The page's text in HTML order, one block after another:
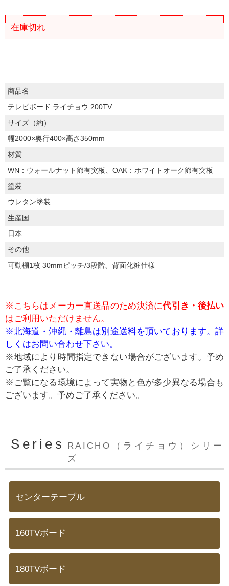
在庫切れ
商品名
テレビボード ライチョウ 200TV
サイズ（約）
幅2000×奥行400×高さ350mm
材質
WN：ウォールナット節有突板、OAK：ホワイトオーク節有突板
塗装
ウレタン塗装
生産国
日本
その他
可動棚1枚 30mmピッチ/3段階、背面化粧仕様
※こちらはメーカー直送品のため決済に代引き・後払い
はご利用いただけません。
※北海道・沖縄・離島は別途送料を頂いております。詳
しくはお問い合わせ下さい。
※地域により時間指定できない場合がございます。予め
ご了承ください。
※ご覧になる環境によって実物と色が多少異なる場合も
ございます。予めご了承ください。
Series
RAICHO（ライチョウ）シリー
ズ
センターテーブル
160TVボード
180TVボード